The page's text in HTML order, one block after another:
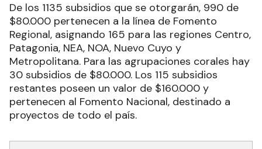
De los 1135 subsidios que se otorgarán, 990 de
$80.000 pertenecen a la línea de Fomento
Regional, asignando 165 para las regiones Centro,
Patagonia, NEA, NOA, Nuevo Cuyo y
Metropolitana. Para las agrupaciones corales hay
30 subsidios de $80.000. Los 115 subsidios
restantes poseen un valor de $160.000 y
pertenecen al Fomento Nacional, destinado a
proyectos de todo el país.